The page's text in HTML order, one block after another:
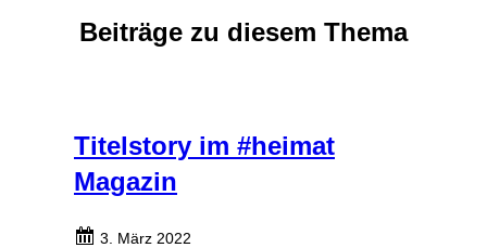
Beiträge zu diesem Thema
Titelstory im #heimat
Magazin
3. März 2022